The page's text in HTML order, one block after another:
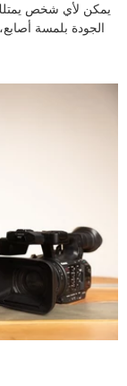
يمكن لأي شخص يمتلك
الجودة بلمسة